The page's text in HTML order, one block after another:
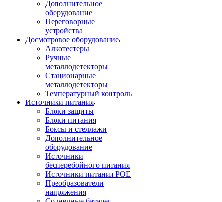
Дополнительное
оборудование
Переговорные
устройства
Досмотровое оборудование
Алкотестеры
Ручные
металлодетекторы
Стационарные
металлодетекторы
Температурный контроль
Источники питания
Блоки защиты
Блоки питания
Боксы и стеллажи
Дополнительное
оборудование
Источники
бесперебойного питания
Источники питания POE
Преобразователи
напряжения